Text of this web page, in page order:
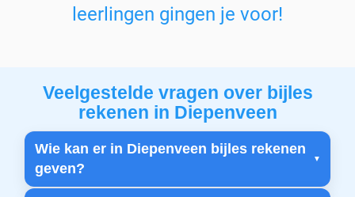
leerlingen gingen je voor!
Veelgestelde vragen over bijles
rekenen in Diepenveen
Wie kan er in Diepenveen bijles rekenen
geven?